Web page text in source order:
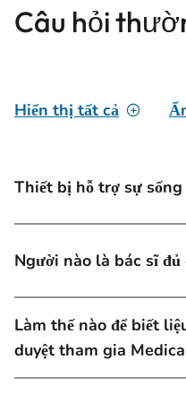
Câu hỏi
Hiển thị tất cả
Thiết bị hỗ trợ sự
Người nào là bác sĩ đủ
Làm thế nào để biết
duyệt tham gia